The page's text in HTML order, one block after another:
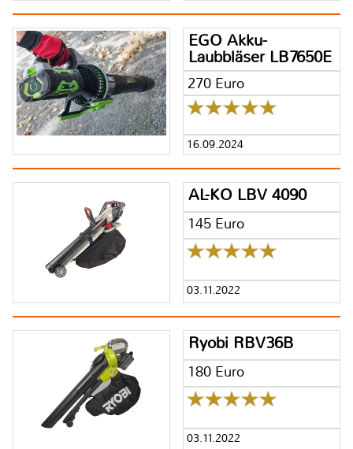
EGO Akku-
Laubbläser LB7650E
270 Euro
16.09.2024
AL-KO LBV 4090
145 Euro
03.11.2022
Ryobi RBV36B
180 Euro
03.11.2022